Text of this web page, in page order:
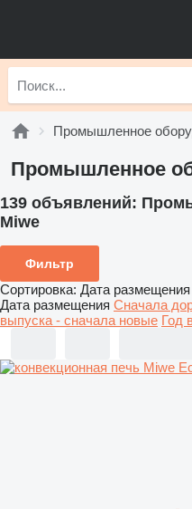
Промышленное
Промышленное
139 объявлений:
Miwe
Фильтр
Сортировка: Дата размещения
Дата размещения Сначала
выпуска - сначала новые Год